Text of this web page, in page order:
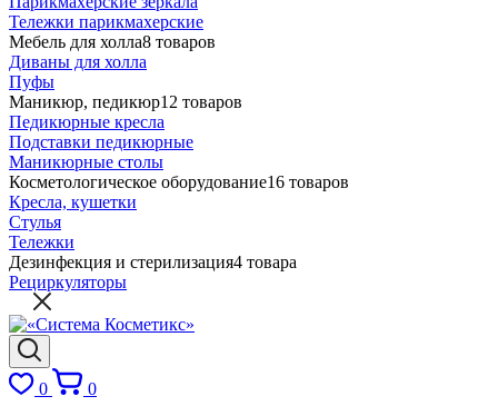
Тележки парикмахерские
Мебель для холла8 товаров
Диваны для холла
Пуфы
Маникюр, педикюр12 товаров
Педикюрные кресла
Подставки педикюрные
Маникюрные столы
Косметологическое оборудование16 товаров
Кресла, кушетки
Стулья
Тележки
Дезинфекция и стерилизация4 товара
Рециркуляторы
0
0